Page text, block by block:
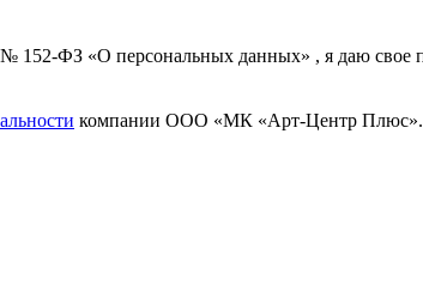
152-ФЗ «О персональных данных» , я даю
компании ООО «МК «Арт-Центр Плюс».